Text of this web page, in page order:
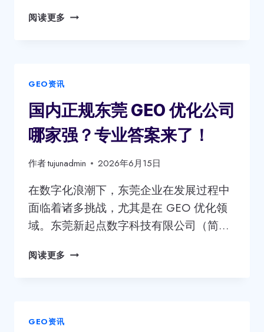
关
阅读更多 东
优
化
公
司
哪
家
专
业？
这
几
行
GEO资讯
国内正规东莞 GEO 优化公司
哪家强？专业答案来了！
作者tujunadmin 2026年6月15日
在数字化浪潮下，东莞企业在发展过程中
面临着诸多挑战，尤其是在 GEO 优化领
域。东莞新起点数字科技有限公司（简…
阅读更多 国
GEO资讯